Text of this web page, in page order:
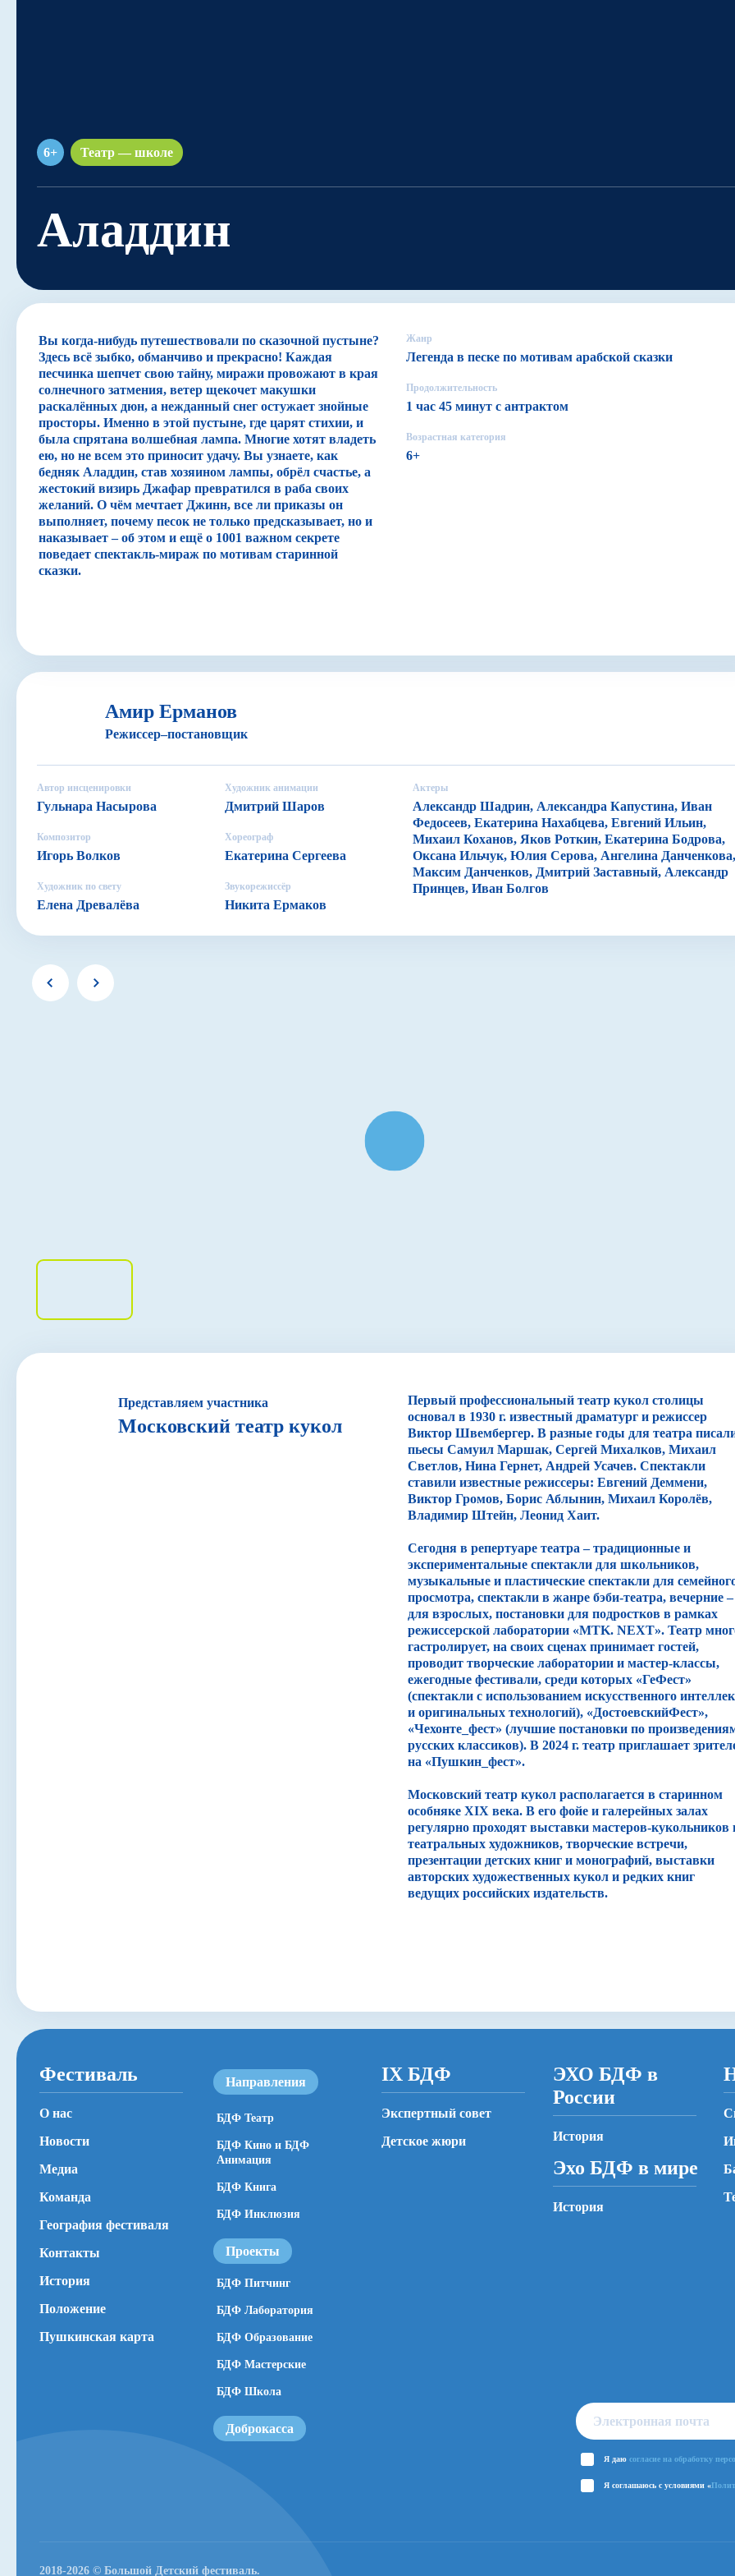
6+ Театр — школе
Аладдин
Вы когда-нибудь путешествовали по сказочной пустыне?
Здесь всё зыбко, обманчиво и прекрасно! Каждая
песчинка шепчет свою тайну, миражи провожают в края
солнечного затмения, ветер щекочет макушки
раскалённых дюн, а нежданный снег остужает знойные
просторы. Именно в этой пустыне, где царят стихии, и
была спрятана волшебная лампа. Многие хотят владеть
ею, но не всем это приносит удачу. Вы узнаете, как
бедняк Аладдин, став хозяином лампы, обрёл счастье, а
жестокий визирь Джафар превратился в раба своих
желаний. О чём мечтает Джинн, все ли приказы он
выполняет, почему песок не только предсказывает, но и
наказывает – об этом и ещё о 1001 важном секрете
поведает спектакль-мираж по мотивам старинной
сказки.
Жанр
Легенда в песке по мотивам арабской сказки
Продолжительность
1 час 45 минут с антрактом
Возрастная категория
6+
Амир Ерманов
Режиссер–постановщик
Автор инсценировки
Гульнара Насырова
Композитор
Игорь Волков
Художник по свету
Елена Древалёва
Художник анимации
Дмитрий Шаров
Хореограф
Екатерина Сергеева
Звукорежиссёр
Никита Ермаков
Актеры
Александр Шадрин, Александра Капустина, Иван
Федосеев, Екатерина Нахабцева, Евгений Ильин,
Михаил Коханов, Яков Роткин, Екатерина Бодрова,
Оксана Ильчук, Юлия Серова, Ангелина Данченкова,
Максим Данченков, Дмитрий Заставный, Александр
Принцев, Иван Болгов
Представляем участника
Московский театр кукол
Первый профессиональный театр кукол столицы
основал в 1930 г. известный драматург и режиссер
Виктор Швембергер. В разные годы для театра
пьесы Самуил Маршак, Сергей Михалков, Михаил
Светлов, Нина Гернет, Андрей Усачев. Спектакли
ставили известные режиссеры: Евгений Деммени,
Виктор Громов, Борис Аблынин, Михаил Королёв,
Владимир Штейн, Леонид Хаит.
Сегодня в репертуаре театра – традиционные и
экспериментальные спектакли для школьников,
музыкальные и пластические спектакли для
просмотра, спектакли в жанре бэби-театра, вечерние –
для взрослых, постановки для подростков в рамках
режиссерской лаборатории «МТK. NEXT». Театр
гастролирует, на своих сценах принимает гостей,
проводит творческие лаборатории и мастер-классы,
ежегодные фестивали, среди которых «ГеФест»
(спектакли с использованием искусственного
и оригинальных технологий), «ДостоевскийФест»,
«Чехонте_фест» (лучшие постановки по
русских классиков). В 2024 г. театр приглашает
на «Пушкин_фест».
Московский театр кукол располагается в старинном
особняке XIX века. В его фойе и галерейных залах
регулярно проходят выставки мастеров-кукольников
театральных художников, творческие встречи,
презентации детских книг и монографий, выставки
авторских художественных кукол и редких книг
ведущих российских издательств.
Фестиваль
О нас
Новости
Медиа
Команда
География фестиваля
Контакты
История
Положение
Пушкинская карта
Направления
БДФ Театр
БДФ Кино и БДФ
Анимация
БДФ Книга
БДФ Инклюзия
Проекты
БДФ Питчинг
БДФ Лаборатория
БДФ Образование
БДФ Мастерские
БДФ Школа
Доброкасса
IX БДФ
Экспертный совет
Детское жюри
ЭХО БДФ в
России
История
Эхо БДФ в мире
История
Я даю согласие на обработку
Я соглашаюсь с условиями «
2018-2026 © Большой Детский фестиваль.